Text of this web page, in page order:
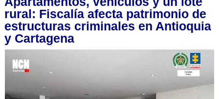
rural: Fiscalía afecta patrimonio de
estructuras criminales en Antioquia
y Cartagena